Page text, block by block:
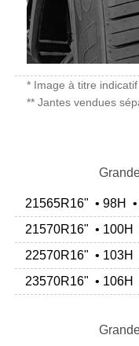
* Image à titre
** Jantes vendues
21565R16" • 98H
21570R16" • 100H
22570R16" • 103H
23570R16" • 106H